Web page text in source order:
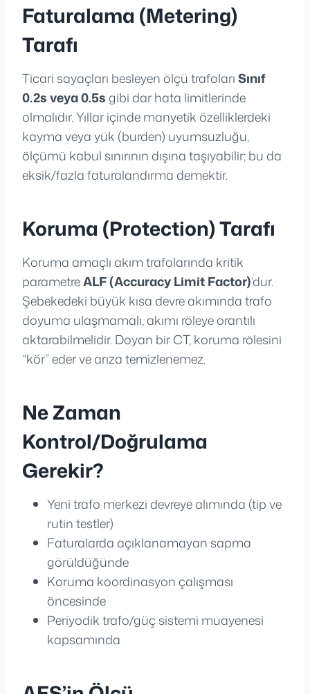
Faturalama (Metering)
Tarafı
Ticari sayaçları besleyen ölçü trafolarıSınıf
0.2s veya 0.5s gibi dar hata limitlerinde
olmalıdır. Yıllar içinde manyetik özelliklerdeki
kayma veya yük (burden) uyumsuzluğu,
ölçümü kabul sınırının dışına taşıyabilir; bu da
eksik/fazla faturalandırma demektir.
Koruma (Protection) Tarafı
Koruma amaçlı akım trafolarında kritik
parametreALF (Accuracy Limit Factor)‘dur.
Şebekedeki büyük kısa devre akımında trafo
doyuma ulaşmamalı, akımı röleye orantılı
aktarabilmelidir. Doyan bir CT, koruma rölesini
“kör” eder ve arıza temizlenemez.
Ne Zaman
Kontrol/Doğrulama
Gerekir?
Yeni trafo merkezi devreye alımında (tip ve
rutin testler)
Faturalarda açıklanamayan sapma
görüldüğünde
Koruma koordinasyon çalışması
öncesinde
Periyodik trafo/güç sistemi muayenesi
kapsamında